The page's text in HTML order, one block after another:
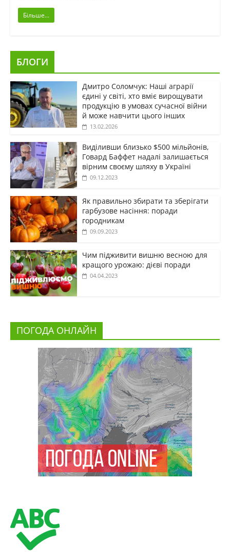
Більше...
БЛОГИ
Дмитро Соломчук: Наші аграрії
єдині у світі, хто вміє вирощувати
продукцію в умовах сучасної війни
й може навчити цього інших
13.02.2026
Виділивши близько $500 мільйонів,
Говард Баффет надалі залишається
вірним своєму шляху в Україні
09.12.2023
Як правильно збирати та зберігати
гарбузове насіння: поради
городникам
09.09.2023
Чим підживити вишню весною для
кращого урожаю: дієві поради
04.04.2023
ПОГОДА ОНЛАЙН